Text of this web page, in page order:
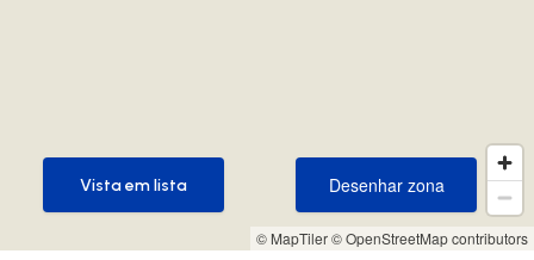
© MapTiler© OpenStreetMap contributors
Desenhar zona
Desenhar zona
Vista em lista
Vista em lista